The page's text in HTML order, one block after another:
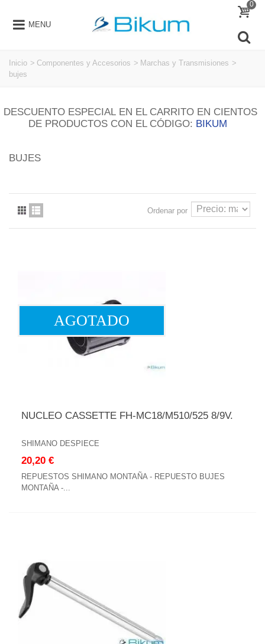
MENU
0
Inicio > Componentes y Accesorios > Marchas y Transmisiones >
bujes
DESCUENTO ESPECIAL EN EL CARRITO EN CIENTOS
DE PRODUCTOS CON EL CÓDIGO: BIKUM
BUJES
Ordenar por
AGOTADO
NUCLEO CASSETTE FH-MC18/M510/525 8/9V.
SHIMANO DESPIECE
20,20 €
REPUESTOS SHIMANO MONTAÑA - REPUESTO BUJES
MONTAÑA -...